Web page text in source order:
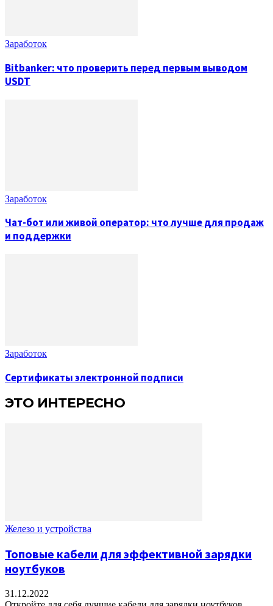
Заработок
Bitbanker: что проверить перед первым выводом
USDT
Заработок
Чат-бот или живой оператор: что лучше для продаж
и поддержки
Заработок
Сертификаты электронной подписи
ЭТО ИНТЕРЕСНО
Железо и устройства
Топовые кабели для эффективной зарядки
ноутбуков
31.12.2022